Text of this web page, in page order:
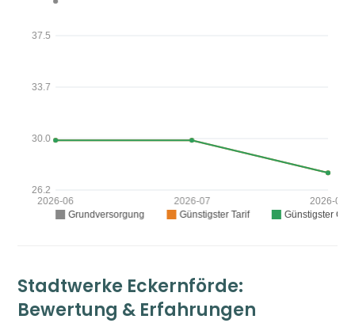
Stadtwerke Eckernförde:
Bewertung & Erfahrungen